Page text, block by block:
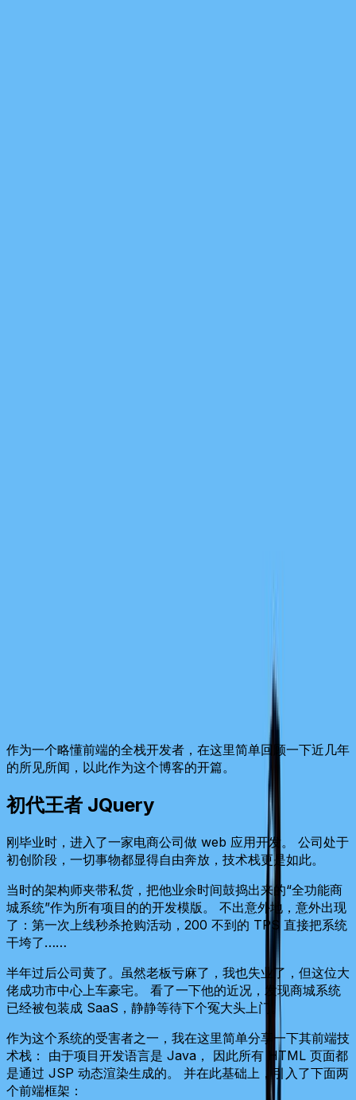
作为一个略懂前端的全栈开发者，在这里简单回顾一下近几年
的所见所闻，以此作为这个博客的开篇。
初代王者 JQuery
刚毕业时，进入了一家电商公司做 web 应用开发。 公司处于
初创阶段，一切事物都显得自由奔放，技术栈更是如此。
当时的架构师夹带私货，把他业余时间鼓捣出来的“全功能商
城系统”作为所有项目的的开发模版。 不出意外地，意外出现
了：第一次上线秒杀抢购活动，200 不到的 TPS 直接把系统
干垮了……
半年过后公司黄了。虽然老板亏麻了，我也失业了，但这位大
佬成功市中心上车豪宅。 看了一下他的近况，发现商城系统
已经被包装成 SaaS，静静等待下个冤大头上门。
作为这个系统的受害者之一，我在这里简单分享一下其前端技
术栈： 由于项目开发语言是 Java， 因此所有 HTML 页面都
是通过 JSP 动态渲染生成的。 并在此基础上，引入了下面两
个前端框架：